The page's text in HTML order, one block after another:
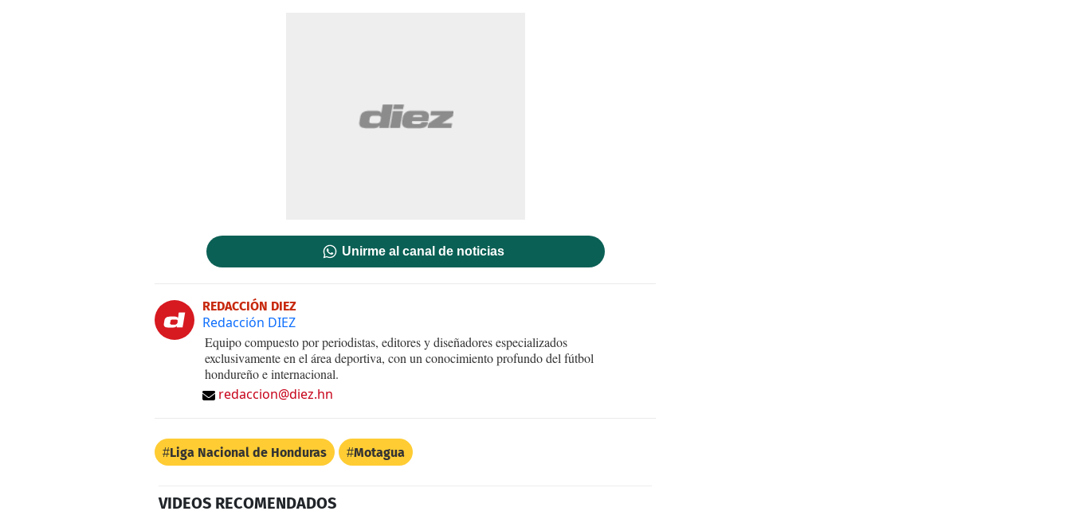
Unirme al canal de noticias
REDACCIÓN DIEZ
Redacción DIEZ
Equipo compuesto por periodistas, editores y diseñadores especializados
exclusivamente en el área deportiva, con un conocimiento profundo del fútbol
hondureño e internacional.
redaccion@diez.hn
Liga Nacional de Honduras Motagua
VIDEOS RECOMENDADOS